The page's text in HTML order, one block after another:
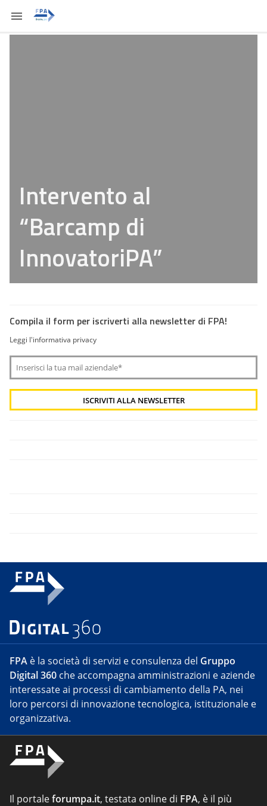
Intervento al
“Barcamp di
InnovatoriPA”
Compila il form per iscriverti alla newsletter di FPA!
Leggi l'informativa privacy
FPA è la società di servizi e consulenza del Gruppo
Digital 360 che accompagna amministrazioni e aziende
interessate ai processi di cambiamento della PA, nei
loro percorsi di innovazione tecnologica, istituzionale e
organizzativa.
Il portaleforumpa.it, testata online di FPA, è il più